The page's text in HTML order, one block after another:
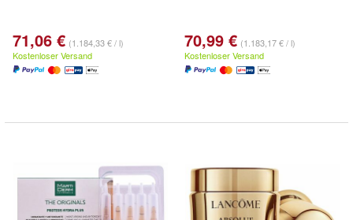
71,06 € (1.184,33 € / l)
Kostenloser Versand
70,99 € (1.183,17 € / l)
Kostenloser Versand